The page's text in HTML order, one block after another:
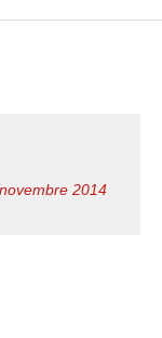
2014